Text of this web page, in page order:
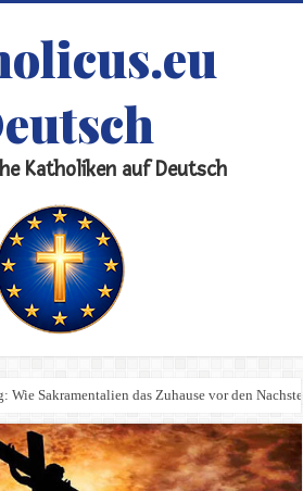
Katholiken auf Deutsch
Wie Sakramentalien das Zuhause vor den